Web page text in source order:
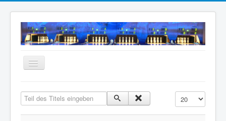
Navigation
an/aus
Neuigkeiten
Teil des Titels eingeben Anzeige #